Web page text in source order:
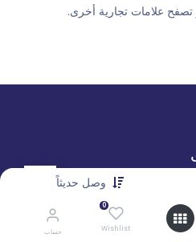
وصل حديثاً
0
Wishlist حساب
تصفح علامات تجارية أخرى.